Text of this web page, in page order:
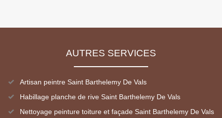
AUTRES SERVICES
Artisan peintre Saint Barthelemy De Vals
Habillage planche de rive Saint Barthelemy De Vals
Nettoyage peinture toiture et façade Saint Barthelemy De Vals